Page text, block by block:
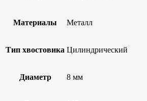
Материалы Металл
Тип хвостовика Цилиндрический
Диаметр 8 мм